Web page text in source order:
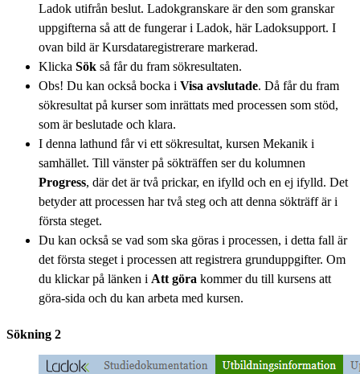
Ladok utifrån beslut. Ladokgranskare är den som granskar
uppgifterna så att de fungerar i Ladok, här Ladoksupport. I
ovan bild är Kursdataregistrerare markerad.
Klicka Sök så får du fram sökresultaten.
Obs! Du kan också bocka i Visa avslutade. Då får du fram
sökresultat på kurser som inrättats med processen som stöd,
som är beslutade och klara.
I denna lathund får vi ett sökresultat, kursen Mekanik i
samhället. Till vänster på sökträffen ser du kolumnen
Progress, där det är två prickar, en ifylld och en ej ifylld. Det
betyder att processen har två steg och att denna sökträff är i
första steget.
Du kan också se vad som ska göras i processen, i detta fall är
det första steget i processen att registrera grunduppgifter. Om
du klickar på länken i Att göra kommer du till kursens att
göra-sida och du kan arbeta med kursen.
Sökning 2